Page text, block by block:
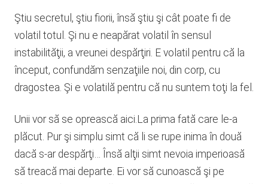
Ştiu secretul, ştiu fiorii, însă ştiu şi cât poate fi de
volatil totul. Şi nu e neapărat volatil în sensul
instabilităţii, a vreunei despărţiri. E volatil pentru că la
început, confundăm senzaţiile noi, din corp, cu
dragostea. Şi e volatilă pentru că nu suntem toţi la fel.
Unii vor să se oprească aici.La prima fată care le-a
plăcut. Pur şi simplu simt că li se rupe inima în două
dacă s-ar despărţi… Însă alţii simt nevoia imperioasă
să treacă mai departe. Ei vor să cunoască şi pe